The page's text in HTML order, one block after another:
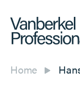
Home